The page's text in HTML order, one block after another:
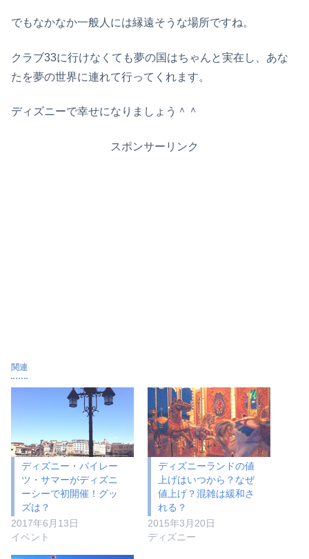
でもなかなか一般人には縁遠そうな場所ですね。
クラブ33に行けなくても夢の国はちゃんと実在し、あな
たを夢の世界に連れて行ってくれます。
ディズニーで幸せになりましょう＾＾
スポンサーリンク
関連
ディズニー・パイレー
ツ・サマーがディズニ
ーシーで初開催！グッ
ズは？
2017年6月13日
イベント
ディズニーランドの値
上げはいつから？なぜ
値上げ？混雑は緩和さ
れる？
2015年3月20日
ディズニー